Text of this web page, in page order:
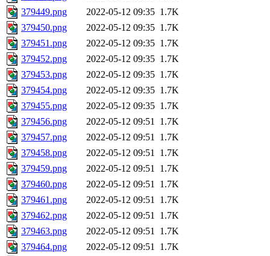
379449.png
2022-05-12 09:35 1.7K
379450.png
2022-05-12 09:35 1.7K
379451.png
2022-05-12 09:35 1.7K
379452.png
2022-05-12 09:35 1.7K
379453.png
2022-05-12 09:35 1.7K
379454.png
2022-05-12 09:35 1.7K
379455.png
2022-05-12 09:35 1.7K
379456.png
2022-05-12 09:51 1.7K
379457.png
2022-05-12 09:51 1.7K
379458.png
2022-05-12 09:51 1.7K
379459.png
2022-05-12 09:51 1.7K
379460.png
2022-05-12 09:51 1.7K
379461.png
2022-05-12 09:51 1.7K
379462.png
2022-05-12 09:51 1.7K
379463.png
2022-05-12 09:51 1.7K
379464.png
2022-05-12 09:51 1.7K